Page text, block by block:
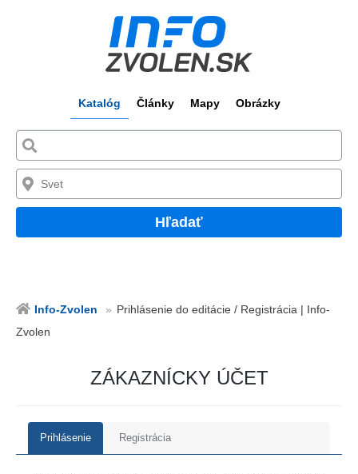
Katalóg Články Mapy Obrázky
Hľadať
Info-Zvolen
Prihlásenie do editácie / Registrácia | Info-
Zvolen
ZÁKAZNÍCKY ÚČET
Prihlásenie Registrácia